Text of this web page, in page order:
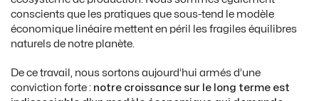
conscients que les pratiques que sous-tend le modèle
économique linéaire mettent en péril les fragiles équilibres
naturels de notre planète.
De ce travail, nous sortons aujourd’hui armés d’une
conviction forte : notre croissance sur le long terme est